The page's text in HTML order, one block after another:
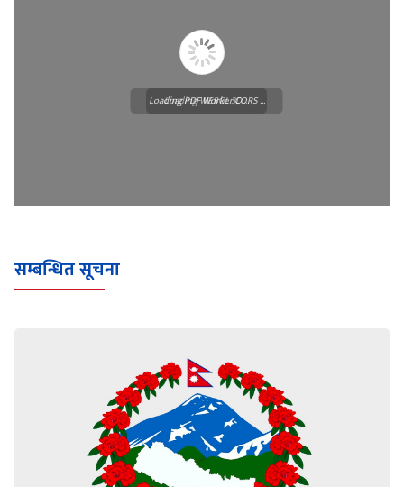
Loading WEBGL 3D ...
Loading PDF Worker CORS ...
सम्बन्धित सूचना